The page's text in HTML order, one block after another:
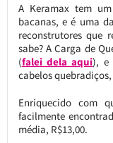
A Keramax tem
bacanas, e é uma
reconstrutores que
sabe? A Carga de
(falei dela aqui), e
cabelos
Enriquecido com
facilmente
média, R$13,00.